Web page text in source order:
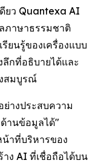
ยว Quantexa AI
ภาษาธรรมชาติ
ยนรู้ของเครื่องแบบ
ลึกที่อธิบายได้และ
สมบูรณ์
างประสบความ
านข้อมูลได้"
น้าที่บริหารของ
ง AI ที่เชื่อถือได้บน